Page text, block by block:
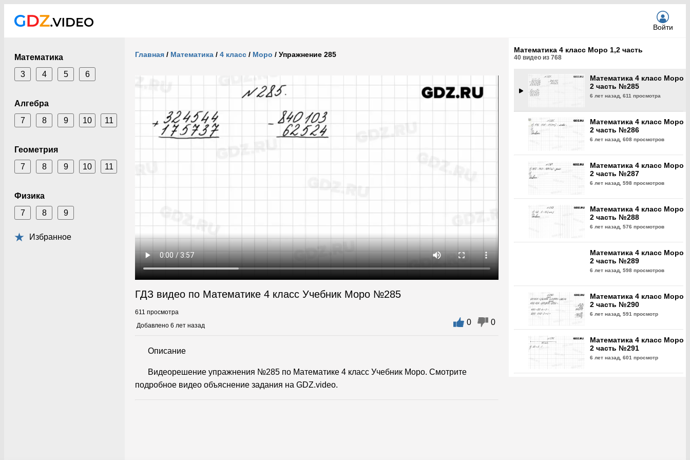
Войти
Математика
3
4 5 6
Алгебра
7
8 9 10 11
Геометрия
7
8 9 10 11
Физика
7
8 9
Избранное
Главная / Математика / 4 класс / Моро / Упражнение 285
ГДЗ видео по Математике 4 класс Учебник Моро №285
611 просмотра
Добавлено 6 лет назад
0 0
Описание
Видеорешение упражнения №285 по Математике 4 класс Учебник Моро. Смотрите
подробное видео объяснение задания на GDZ.video.
Математика 4 класс Моро 1,2 часть
40 видео из 768
6 лет назад,620 просмотров
Математика 4 класс Моро
2 часть №285
6 лет назад, 611 просмотра
Математика 4 класс Моро
2 часть №286
6 лет назад, 608 просмотров
Математика 4 класс Моро
2 часть №287
6 лет назад, 598 просмотров
Математика 4 класс Моро
2 часть №288
6 лет назад, 576 просмотров
Математика 4 класс Моро
2 часть №289
6 лет назад, 598 просмотров
Математика 4 класс Моро
2 часть №290
6 лет назад, 591 просмотр
Математика 4 класс Моро
2 часть №291
6 лет назад, 601 просмотр